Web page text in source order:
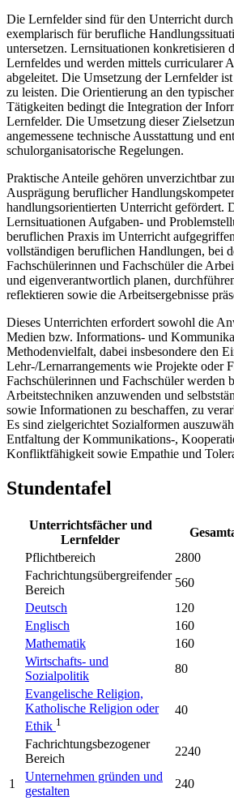
Die Lernfelder sind für den Unterricht
exemplarisch für beruf­liche
untersetzen. Lernsituationen konkretisieren
Lernfeldes und werden mittels curricularer
abgeleitet. Die Umsetzung der Lernfelder
zu leisten. Die Orientierung an den
Tätigkeiten bedingt die Integration der
Lernfelder. Die Umsetzung dieser
angemessene technische Ausstattung und
schulorganisatorische Regelungen.
Praktische Anteile gehören unverzichtbar
Ausprägung beruflicher
handlungsorientierten Unterricht gefördert.
Lernsituationen Aufgaben- und
beruflichen Praxis im Unterricht
vollständigen beruflichen Handlungen, bei
Fachschülerinnen und Fachschüler die
und eigenverantwortlich planen,
reflektieren sowie die Arbeits­ergebnisse
Dieses Unterrichten erfordert sowohl die
Medien bzw. Informations- und
Methodenvielfalt, dabei insbesondere den
Lehr-/Lernarrangements wie Projekte oder
Fachschülerinnen und Fachschüler werden
Arbeitstechniken anzuwenden und
sowie Informationen zu beschaffen, zu
Es sind zielgerichtet Sozialformen
Entfaltung der Kommunikations-,
Konfliktfähigkeit sowie Empathie und
Stundentafel
Unterrichtsfächer und
Lernfelder
Pflichtbereich
2800
Fachrichtungsübergreifender
Bereich
560
Deutsch
120
Englisch
160
Mathematik
160
Wirtschafts- und
Sozialpolitik
80
Evangelische Religion,
Katholische Religion oder
Ethik 1
40
Fachrichtungsbezogener
Bereich
2240
1
Unternehmen gründen und
gestalten
240